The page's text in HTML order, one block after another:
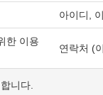
관한 이용안내에도 같이
규정되어 있을 경우 그
아이디,
한 이용
연락처 (
니다.